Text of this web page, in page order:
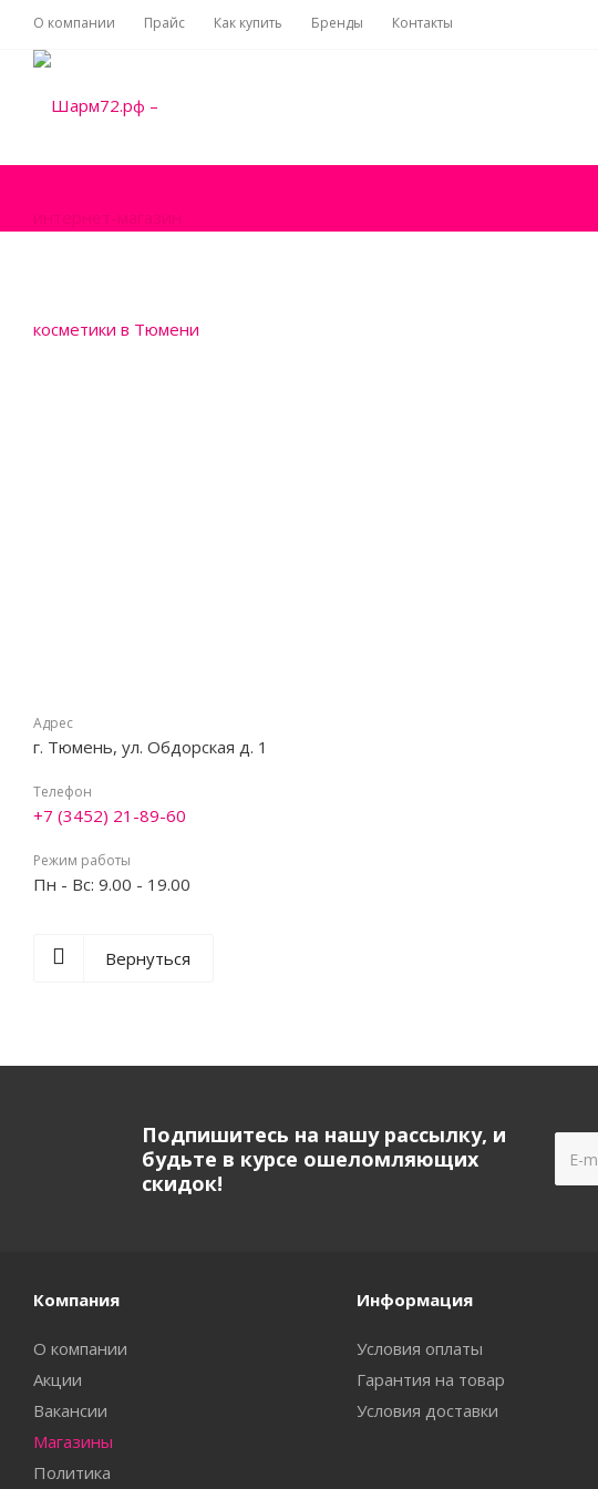
О компании Прайс Как купить Бренды Контакты
Адрес
г. Тюмень, ул. Обдорская д. 1
Телефон
+7 (3452) 21-89-60
Режим работы
Пн - Вс: 9.00 - 19.00
Вернуться
Подпишитесь на нашу рассылку, и
будьте в курсе ошеломляющих
скидок!
Компания
О компании
Акции
Вакансии
Магазины
Политика
Информация
Условия оплаты
Гарантия на товар
Условия доставки